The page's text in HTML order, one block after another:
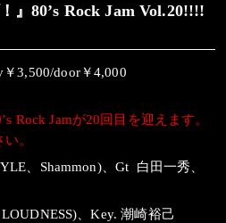
』80’s Rock Jam Vol.20!!!!
3,500/door￥4,000
Rock Jamが20回目を迎えます。
。
、Shammon)、Gt 白田一秀、
、Key. 潮崎裕己